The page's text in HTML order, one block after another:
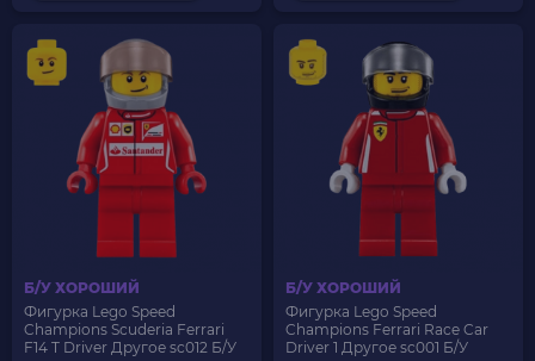
Б/У ХОРОШИЙ
Фигурка Lego Speed
Champions Scuderia Ferrari
F14 T Driver Другое sc012 Б/У
Б/У ХОРОШИЙ
Фигурка Lego Speed
Champions Ferrari Race Car
Driver 1 Другое sc001 Б/У